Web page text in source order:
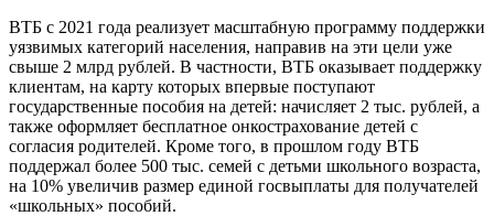
ВТБ с 2021 года реализует масштабную программу поддержки
уязвимых категорий населения, направив на эти цели уже
свыше 2 млрд рублей. В частности, ВТБ оказывает поддержку
клиентам, на карту которых впервые поступают
государственные пособия на детей: начисляет 2 тыс. рублей, а
также оформляет бесплатное онкострахование детей с
согласия родителей. Кроме того, в прошлом году ВТБ
поддержал более 500 тыс. семей с детьми школьного возраста,
на 10% увеличив размер единой госвыплаты для получателей
«школьных» пособий.